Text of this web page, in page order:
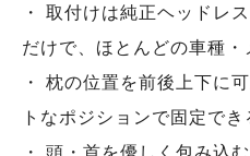
・ 取付けは純正ヘッドレ
だけで、ほとんどの車種
・ 枕の位置を前後上下に
トなポジションで固定でき
・ 頭・首を優しく包み込